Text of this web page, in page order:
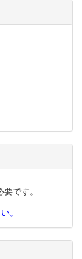
です。
。